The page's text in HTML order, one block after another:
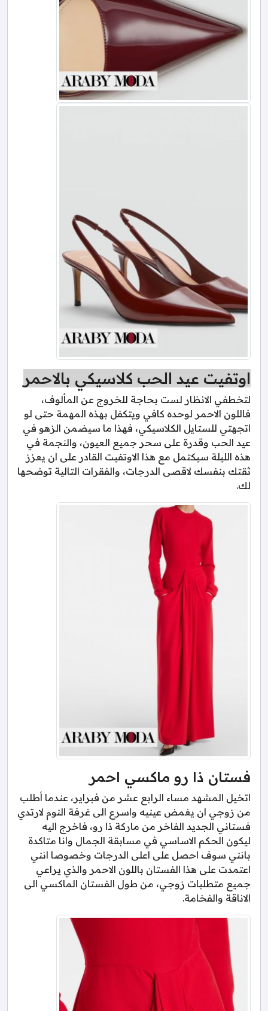
اوتفيت عيد الحب كلاسيكي بالاحمر
لتخطفي الانظار لست بحاجة للخروج عن المألوف،
فاللون الاحمر لوحده كافي ويتكفل بهذه المهمة حتى لو
اتجهتي للستايل الكلاسيكي، فهذا ما سيضمن الزهو في
عيد الحب وقدرة على سحر جميع العيون، والنجمة في
هذه الليلة سيكتمل مع هذا الاوتفيت القادر على ان يعزز
ثقتك بنفسك لاقصى الدرجات، والفقرات التالية توضحها
لك.
فستان ذا رو ماكسي احمر
اتخيل المشهد مساء الرابع عشر من فبراير، عندما أطلب
من زوجي ان يغمض عينيه واسرع الى غرفة النوم لارتدي
فستاني الجديد الفاخر من ماركة ذا رو، فاخرج اليه
ليكون الحكم الاساسي في مسابقة الجمال وانا متاكدة
بانني سوف احصل على اعلى الدرجات وخصوصا انني
اعتمدت على هذا الفستان باللون الاحمر والذي يراعي
جميع متطلبات زوجي، من طول الفستان الماكسي الى
الاناقة والفخامة.